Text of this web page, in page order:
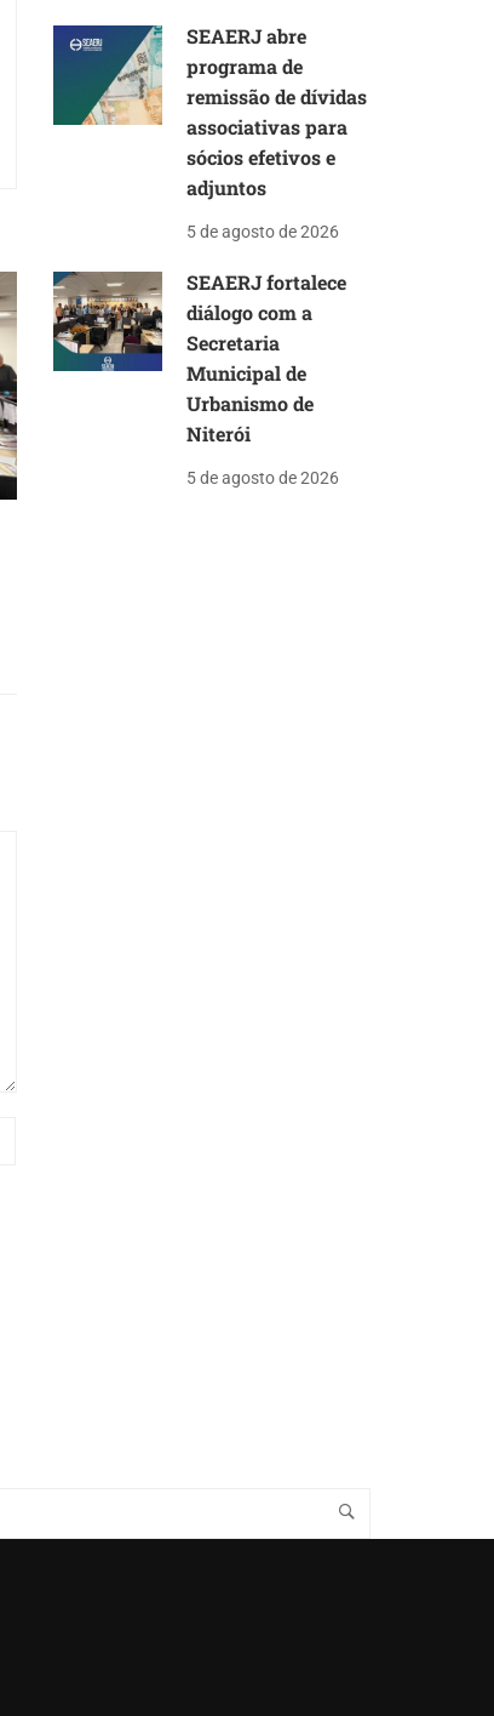
SEAERJ abre
programa de
remissão de dívidas
associativas para
sócios efetivos e
adjuntos
5 de agosto de 2026
SEAERJ fortalece
diálogo com a
Secretaria
Municipal de
Urbanismo de
Niterói
5 de agosto de 2026